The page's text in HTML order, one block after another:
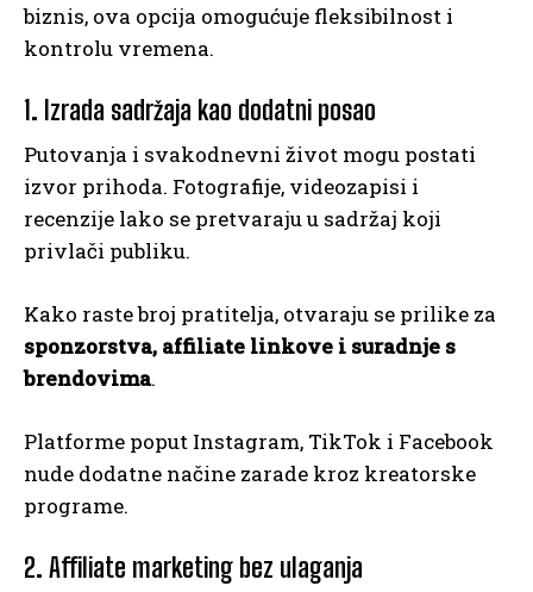
biznis, ova opcija omogućuje fleksibilnost i
kontrolu vremena.
1. Izrada sadržaja kao dodatni posao
Putovanja i svakodnevni život mogu postati
izvor prihoda. Fotografije, videozapisi i
recenzije lako se pretvaraju u sadržaj koji
privlači publiku.
Kako raste broj pratitelja, otvaraju se prilike za
sponzorstva, affiliate linkove i suradnje s
brendovima.
Platforme poput Instagram, TikTok i Facebook
nude dodatne načine zarade kroz kreatorske
programe.
2. Affiliate marketing bez ulaganja